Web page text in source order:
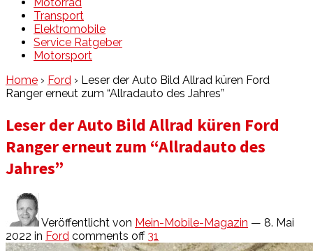
Transport
Elektromobile
Service Ratgeber
Motorsport
Home › Ford › Leser der Auto Bild Allrad küren Ford
Ranger erneut zum “Allradauto des Jahres”
Leser der Auto Bild Allrad küren Ford
Ranger erneut zum “Allradauto des
Jahres”
Veröffentlicht von Mein-Mobile-Magazin — 8. Mai
2022 in Ford comments off 31